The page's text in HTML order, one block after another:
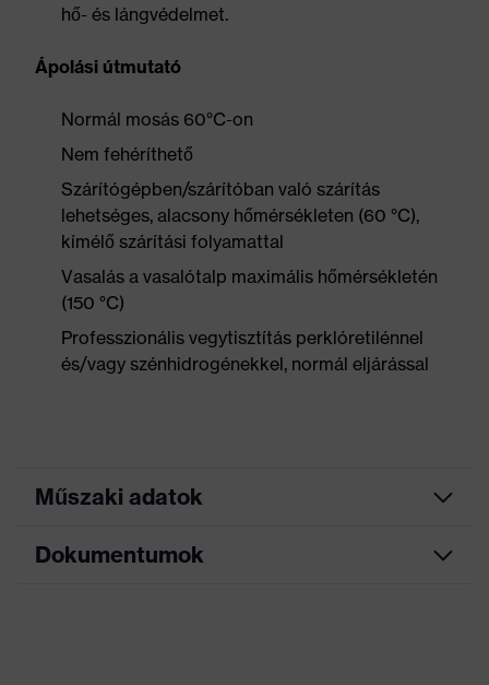
hő- és lángvédelmet.
Ápolási útmutató
Normál mosás 60°C-on
Nem fehéríthető
Szárítógépben/szárítóban való szárítás
lehetséges, alacsony hőmérsékleten (60 °C),
kímélő szárítási folyamattal
Vasalás a vasalótalp maximális hőmérsékletén
(150 °C)
Professzionális vegytisztítás perklóretilénnel
és/vagy szénhidrogénekkel, normál eljárással
Műszaki adatok
Marketingszín
Dokumentumok